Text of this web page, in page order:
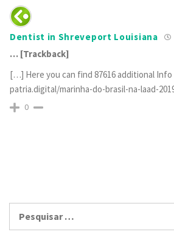
Dentist in Shreveport Louisiana
… [Trackback]
[…] Here you can find 87616 additional
patria.digital/marinha-do-brasil-na-laad-
0
por: